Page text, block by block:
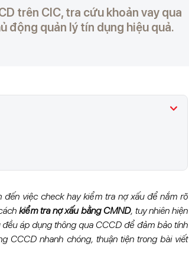
trên CIC, tra cứu khoản vay qua
động quản lý tín dụng hiệu quả.
đến việc check hay kiểm tra nợ xấu để nắm rõ
kiểm tra nợ xấu bằng CMND, tuy nhiên hiện
áp dụng thông qua CCCD để đảm bảo tính
CCCD nhanh chóng, thuận tiện trong bài viết